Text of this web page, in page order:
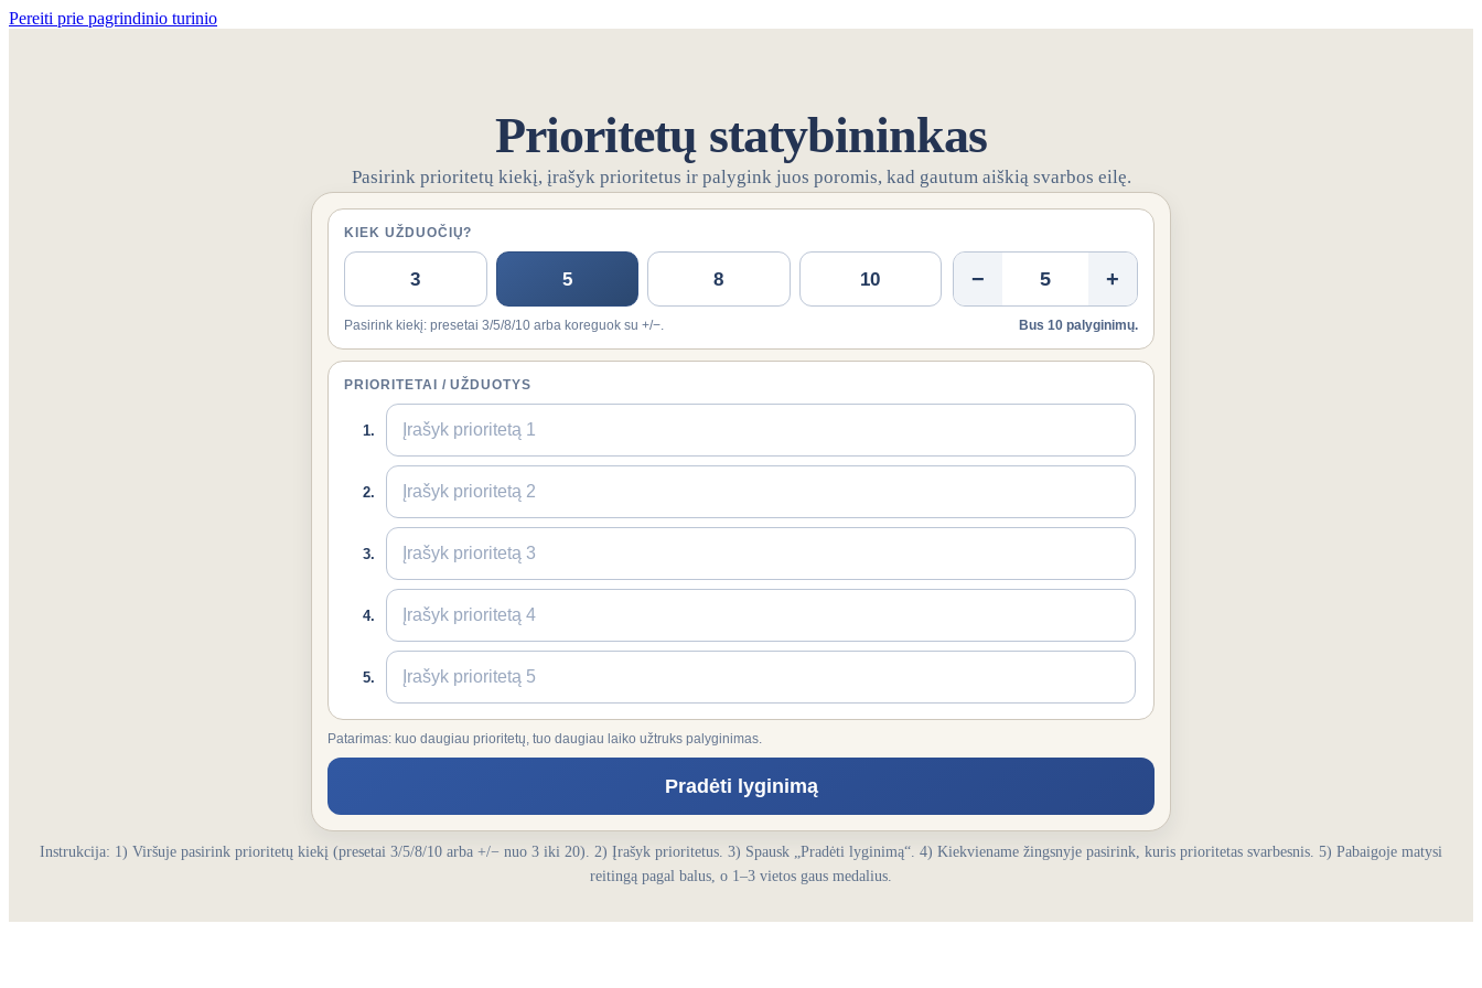
Pereiti prie pagrindinio turinio
Prioritetų statybininkas
Pasirink prioritetų kiekį, įrašyk prioritetus ir palygink juos poromis, kad gautum aiškią svarbos eilę.
Instrukcija: 1) Viršuje pasirink prioritetų kiekį (presetai 3/5/8/10 arba +/− nuo 3 iki 20). 2) Įrašyk prioritetus. 3) Spausk „Pradėti lyginimą“. 4) Kiekviename žingsnyje pasirink, kuris prioritetas svarbesnis. 5) Pabaigoje matysi
reitingą pagal balus, o 1–3 vietos gaus medalius.